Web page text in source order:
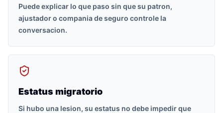
Puede explicar lo que paso sin que su patron,
ajustador o compania de seguro controle la
conversacion.
Estatus migratorio
Si hubo una lesion, su estatus no debe impedir que